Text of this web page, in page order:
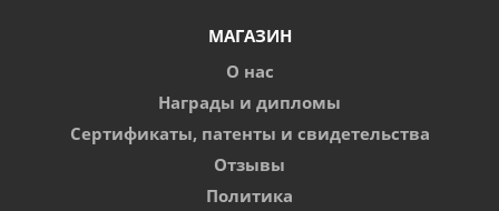
МАГАЗИН
О нас
Награды и дипломы
Сертификаты, патенты и свидетельства
Отзывы
Политика